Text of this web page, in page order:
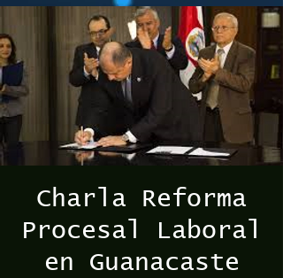
Charla Reforma
Procesal Laboral
en Guanacaste